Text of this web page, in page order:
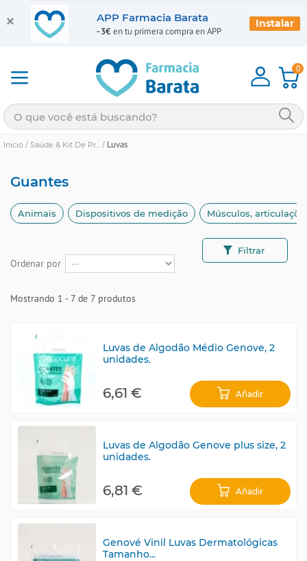
0
Inicio / Saúde & Kit De Pr... / Luvas
Guantes
Animais Dispositivos de medição Músculos,
Ordenar por
Filtrar
Mostrando 1 - 7 de 7 produtos
Luvas de Algodão Médio Genove, 2
unidades.
6,61 € Añadir
Luvas de Algodão Genove plus size, 2
unidades.
6,81 € Añadir
Genové Vinil Luvas Dermatológicas
Tamanho...
APP Farmacia Barata
-3€ en tu primera compra en APP
Instalar